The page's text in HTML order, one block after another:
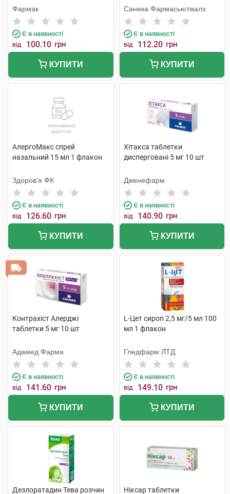
Фармак
Є в наявності
від 100.10 грн
КУПИТИ
Санека Фармасьютікалз
Є в наявності
від 112.20 грн
КУПИТИ
АлергоМакс спрей
назальний 15 мл 1 флакон
Здоров'я ФК
Є в наявності
від 126.60 грн
КУПИТИ
Хітакса таблетки
дисперговані 5 мг 10 шт
Дженефарм
Є в наявності
від 140.90 грн
КУПИТИ
Контрахіст Алерджі
таблетки 5 мг 10 шт
Адамед Фарма
Є в наявності
від 141.60 грн
КУПИТИ
L-Цет сироп 2,5 мг/5 мл 100
мл 1 флакон
Гледфарм ЛТД
Є в наявності
від 149.10 грн
КУПИТИ
Дезлоратадин Тева розчин Ніксар таблетки